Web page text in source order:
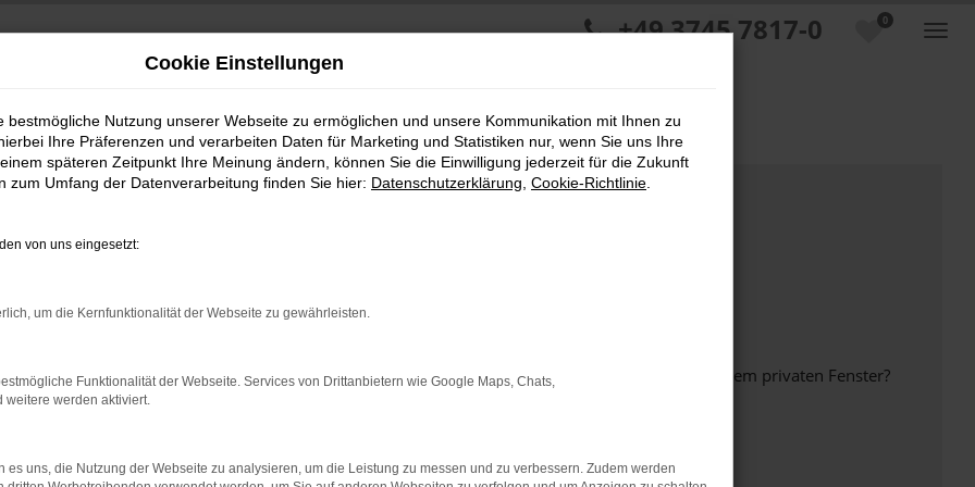
0
+49 3745 7817-0
bestimmter Seiten verhindern. Funktioniert die Seite in einem anderen Browser oder in einem privaten Fenster?
beheben.
auf dem neuesten Stand sind.
Cookie Einstellungen
bestmögliche Nutzung unserer Webseite zu ermöglichen und unsere Kommunikation mit Ihnen zu
Ihre Präferenzen und verarbeiten Daten für Marketing und Statistiken nur, wenn Sie uns Ihre
späteren Zeitpunkt Ihre Meinung ändern, können Sie die Einwilligung jederzeit für die Zukunft
zum Umfang der Datenverarbeitung finden Sie hier: Datenschutzerklärung Cookie-Richtlinie
von uns eingesetzt:
um die Kernfunktionalität der Webseite zu gewährleisten.
Funktionalität der Webseite. Services von Drittanbietern wie Google Maps, Chats,
weitere werden aktiviert.
es uns, die Nutzung der Webseite zu analysieren, um die Leistung zu messen und zu verbessern. Zudem werden